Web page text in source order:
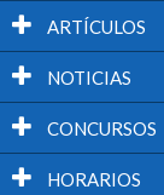
ARTÍCULOS
NOTICIAS
CONCURSOS
HORARIOS